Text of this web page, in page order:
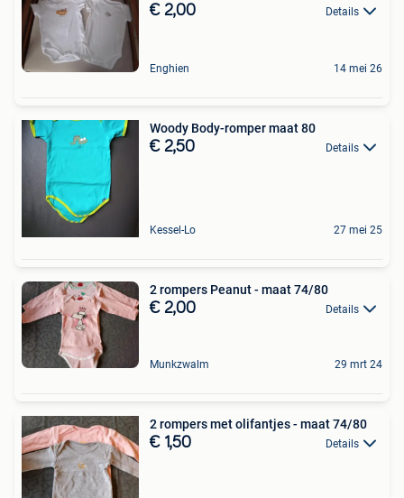
€ 2,00 Details
Enghien 14 mei 26
Woody Body-romper maat 80
€ 2,50 Details
Kessel-Lo 27 mei 25
2 rompers Peanut - maat 74/80
€ 2,00 Details
Munkzwalm 29 mrt 24
2 rompers met olifantjes - maat 74/80
€ 1,50 Details